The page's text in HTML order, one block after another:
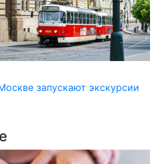
запускают экскурсии